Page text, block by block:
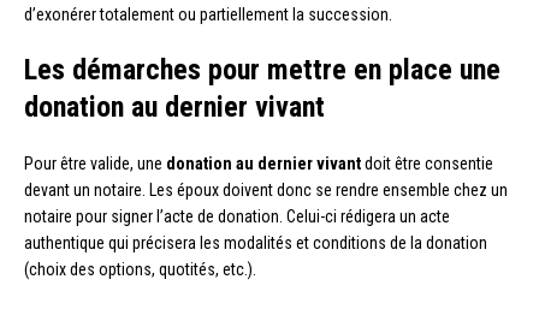
d’exonérer totalement ou partiellement la succession.
Les démarches pour mettre en place une
donation au dernier vivant
Pour être valide, une donation au dernier vivantdoit être consentie
devant un notaire. Les époux doivent donc se rendre ensemble chez un
notaire pour signer l’acte de donation. Celui-ci rédigera un acte
authentique qui précisera les modalités et conditions de la donation
(choix des options, quotités, etc.).